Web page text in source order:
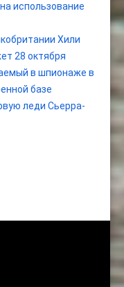
использование
Хили
28 октября
в шпионаже в
базе
леди Сьерра-